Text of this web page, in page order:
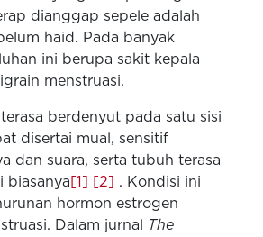
dianggap sepele adalah
haid. Pada banyak
ini berupa sakit kepala
menstruasi.
berdenyut pada satu sisi
disertai mual, sensitif
dan suara, sertatubuh terasa
biasanya[1] [2] . Kondisi ini
hormon estrogen
Dalam jurnal The